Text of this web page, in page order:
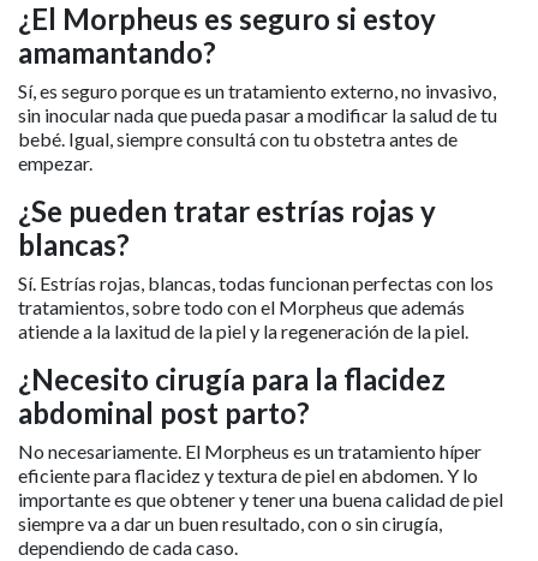
¿El Morpheus es seguro si estoy
amamantando?
Sí, es seguro porque es un tratamiento externo, no invasivo,
sin inocular nada que pueda pasar a modificar la salud de tu
bebé. Igual, siempre consultá con tu obstetra antes de
empezar.
¿Se pueden tratar estrías rojas y
blancas?
Sí. Estrías rojas, blancas, todas funcionan perfectas con los
tratamientos, sobre todo con el Morpheus que además
atiende a la laxitud de la piel y la regeneración de la piel.
¿Necesito cirugía para la flacidez
abdominal post parto?
No necesariamente. El Morpheus es un tratamiento híper
eficiente para flacidez y textura de piel en abdomen. Y lo
importante es que obtener y tener una buena calidad de piel
siempre va a dar un buen resultado, con o sin cirugía,
dependiendo de cada caso.